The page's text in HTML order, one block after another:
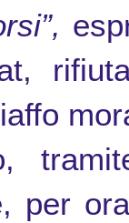
per